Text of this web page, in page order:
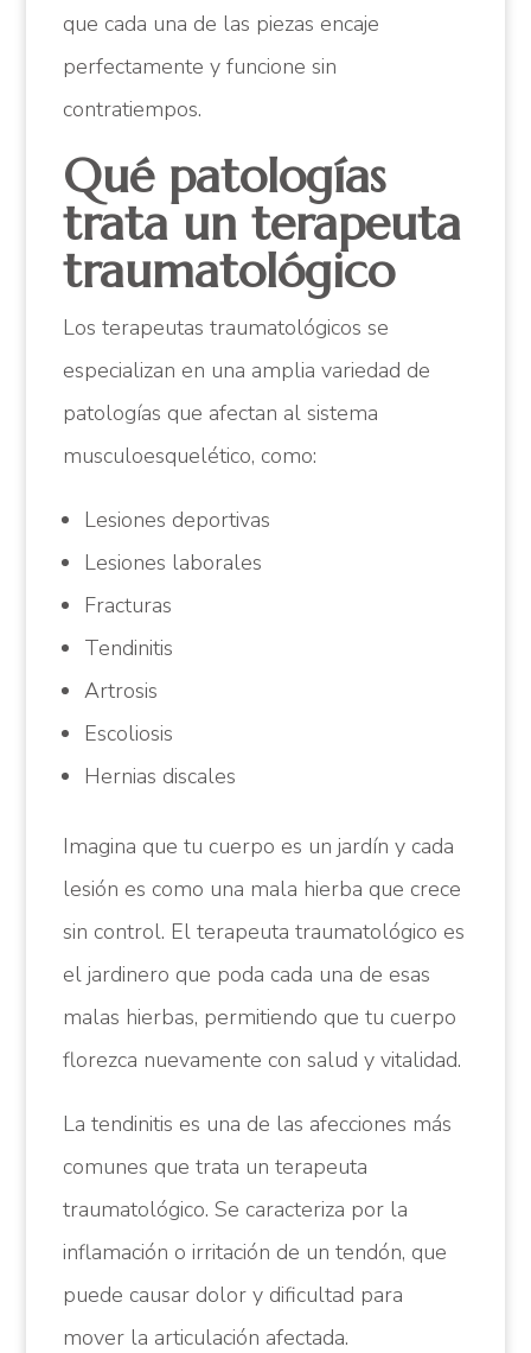
que cada una de las piezas encaje
perfectamente y funcione sin
contratiempos.
Qué patologías
trata un terapeuta
traumatológico
Los terapeutas traumatológicos se
especializan en una amplia variedad de
patologías que afectan al sistema
musculoesquelético, como:
Lesiones deportivas
Lesiones laborales
Fracturas
Tendinitis
Artrosis
Escoliosis
Hernias discales
Imagina que tu cuerpo es un jardín y cada
lesión es como una mala hierba que crece
sin control. El terapeuta traumatológico es
el jardinero que poda cada una de esas
malas hierbas, permitiendo que tu cuerpo
florezca nuevamente con salud y vitalidad.
La tendinitis es una de las afecciones más
comunes que trata un terapeuta
traumatológico. Se caracteriza por la
inflamación o irritación de un tendón, que
puede causar dolor y dificultad para
mover la articulación afectada.